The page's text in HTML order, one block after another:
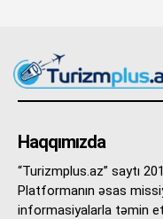
Haqqımızda
“Turizmplus.az” saytı
Platformanın əsas
informasiyalarla təmin